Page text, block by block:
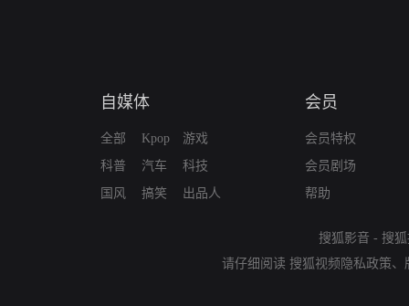
自媒体
全部
科普
国风
Kpop
汽车
搞笑
游戏
科技
出品人
会员
会员特权
会员剧场
帮助
搜狐影音 - 搜
请仔细阅读 搜狐视频隐私政策、